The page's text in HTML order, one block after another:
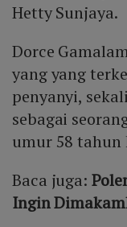
Hetty Sunjaya.
Dorce
yang yang
penyanyi,
sebagai
umur 58 tahun
Baca juga:
Ingin